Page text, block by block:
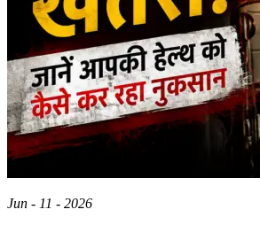
Jun - 11 - 2026